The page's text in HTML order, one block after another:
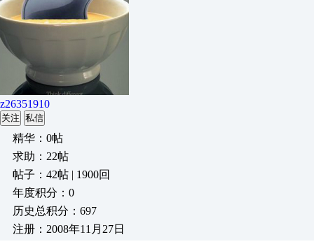
z26351910
关注 私信
精华：0帖
求助：22帖
帖子：42帖 | 1900回
年度积分：0
历史总积分：697
注册：2008年11月27日